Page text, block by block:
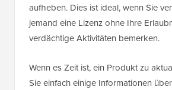
aufheben. Dies ist ideal, wenn Sie
jemand eine Lizenz ohne Ihre
verdächtige Aktivitäten bemerken.
Wenn es Zeit ist, ein Produkt zu
Sie einfach einige Informationen